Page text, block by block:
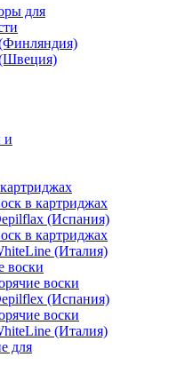
для
и
в картриджах
(Испания)
в картриджах
(Италия)
воски
воски
(Испания)
воски
(Италия)
для